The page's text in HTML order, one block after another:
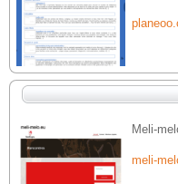
Meli-
meli-